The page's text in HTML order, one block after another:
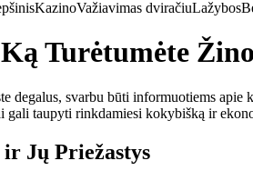
KazinoVažiavimas dviračiuLažybos
Turėtumėte
degalus, svarbu būti informuotiems
taupyti rinkdamiesi kokybišką ir
Jų Priežastys